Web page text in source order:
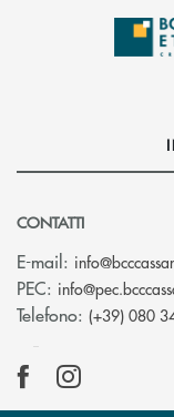
CONTATTI
E-mail:
PEC:
Telefono: (+39) 080